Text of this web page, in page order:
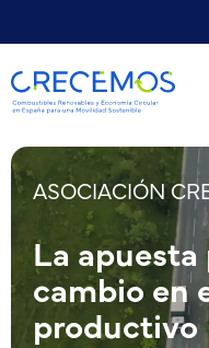
ASOCIACIÓN
La apuesta
cambio en
productivo